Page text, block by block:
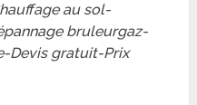
au sol-
bruleurgaz-
Devis gratuit-Prix